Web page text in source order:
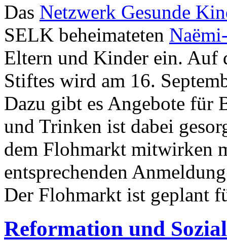
Das Netzwerk Gesunde
SELK beheimateten
Eltern und Kinder ein. Auf
Stiftes wird am 16.
Dazu gibt es Angebote für
und Trinken ist dabei
dem Flohmarkt mitwirken
entsprechenden
Der Flohmarkt ist geplant
Reformation und